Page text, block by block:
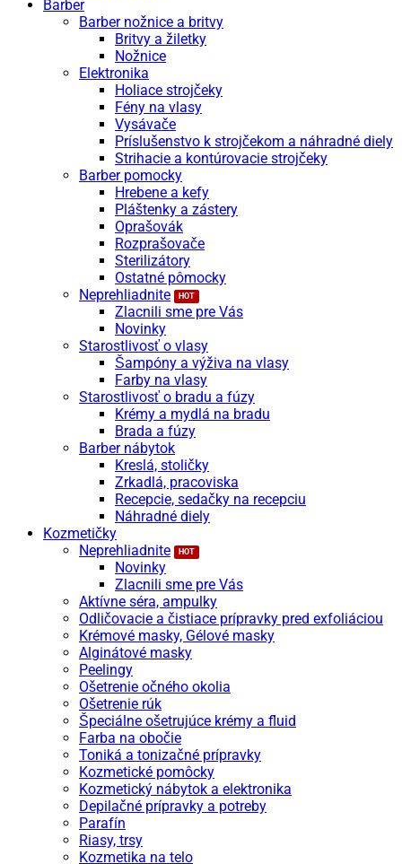
Barber
Barber nožnice a britvy
Britvy a žiletky
Nožnice
Elektronika
Holiace strojčeky
Fény na vlasy
Vysávače
Príslušenstvo k strojčekom a náhradné diely
Strihacie a kontúrovacie strojčeky
Barber pomocky
Hrebene a kefy
Pláštenky a zástery
Oprašovák
Rozprašovače
Sterilizátory
Ostatné pômocky
Neprehliadnite
Zlacnili sme pre Vás
Novinky
Starostlivosť o vlasy
Šampóny a výživa na vlasy
Farby na vlasy
Starostlivosť o bradu a fúzy
Krémy a mydlá na bradu
Brada a fúzy
Barber nábytok
Kreslá, stoličky
Zrkadlá, pracoviska
Recepcie, sedačky na recepciu
Náhradné diely
Kozmetičky
Neprehliadnite
Novinky
Zlacnili sme pre Vás
Aktívne séra, ampulky
Odličovacie a čistiace prípravky pred exfoliáciou
Krémové masky, Gélové masky
Alginátové masky
Peelingy
Ošetrenie očného okolia
Ošetrenie rúk
Špeciálne ošetrujúce krémy a fluid
Farba na obočie
Toniká a tonizačné prípravky
Kozmetické pomôcky
Kozmetický nábytok a elektronika
Depilačné prípravky a potreby
Parafín
Riasy, trsy
Kozmetika na telo